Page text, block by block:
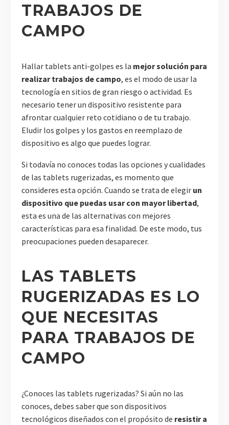
TRABAJOS DE
CAMPO
Hallar tablets anti-golpes es la mejor solución para
realizar trabajos de campo, es el modo de usar la
tecnología en sitios de gran riesgo o actividad. Es
necesario tener un dispositivo resistente para
afrontar cualquier reto cotidiano o de tu trabajo.
Eludir los golpes y los gastos en reemplazo de
dispositivo es algo que puedes lograr.
Si todavía no conoces todas las opciones y cualidades
de las tablets rugerizadas, es momento que
consideres esta opción. Cuando se trata de elegir un
dispositivo que puedas usar con mayor libertad,
esta es una de las alternativas con mejores
características para esa finalidad. De este modo, tus
preocupaciones pueden desaparecer.
LAS TABLETS
RUGERIZADAS ES LO
QUE NECESITAS
PARA TRABAJOS DE
CAMPO
¿Conoces las tablets rugerizadas? Si aún no las
conoces, debes saber que son dispositivos
tecnológicos diseñados con el propósito de resistir a